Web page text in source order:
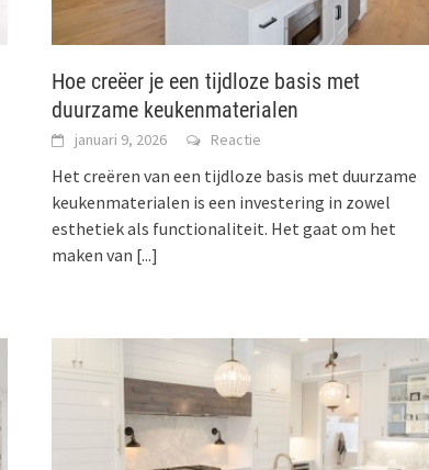
Hoe creëer je een tijdloze basis met
duurzame keukenmaterialen
januari 9, 2026 Reactie
Het creëren van een tijdloze basis met duurzame
keukenmaterialen is een investering in zowel
esthetiek als functionaliteit. Het gaat om het
maken van [...]